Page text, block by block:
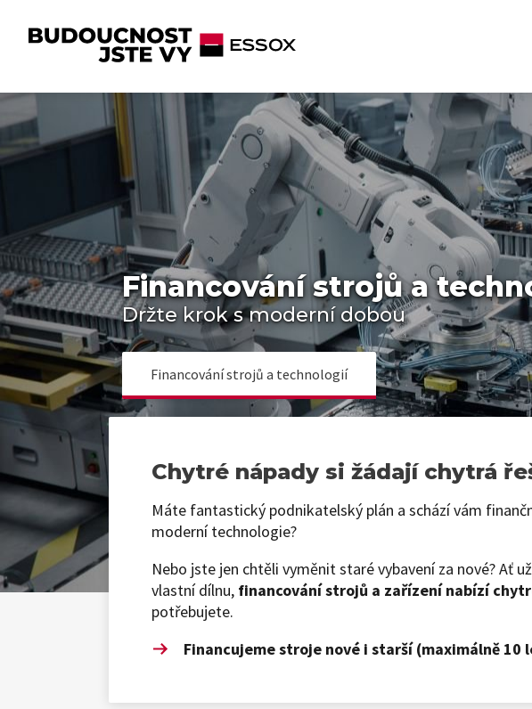
Financování strojů a
Držte krok s moderní dobou
Financování strojů a technologií
Chytré nápady si žádají chytrá
Máte fantastický podnikatelský plán a schází vám
moderní technologie?
Nebo jste jen chtěli vyměnit staré vybavení za nové? Ať
vlastní dílnu, financování strojů a zařízení nabízí
potřebujete.
Financujeme stroje nové i starší (maximálně 10